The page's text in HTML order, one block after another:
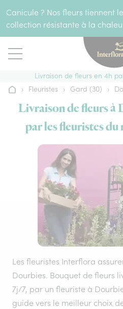
Canicule ? Nos fleurs tiennent
collection résistante à la
Livraison de fleurs en 4h
Accueil
› Fleuristes › Gard (30) ›
Livraison de fleurs
par les fleuristes
Les fleuristes Interflora
Dourbies. Bouquet de fleurs
7j/7, par un fleuriste à
guide vers le meilleur choix